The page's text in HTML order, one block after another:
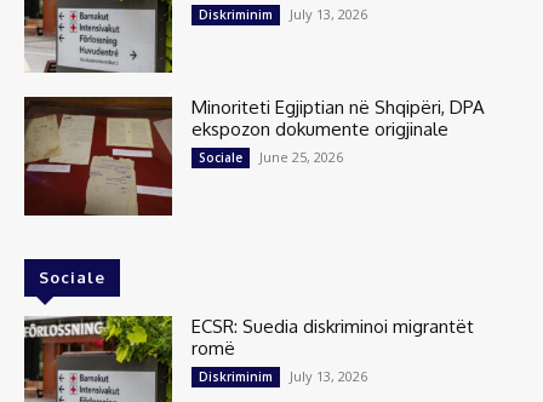
Diskriminim July 13, 2026
Minoriteti Egjiptian në Shqipëri, DPA
ekspozon dokumente origjinale
Sociale June 25, 2026
Sociale
ECSR: Suedia diskriminoi migrantët
romë
Diskriminim July 13, 2026